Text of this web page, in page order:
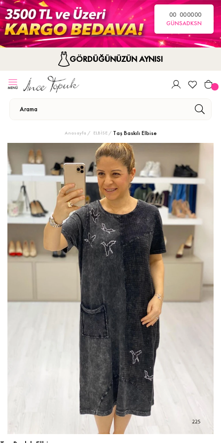
00
GÜN
00
SA
00
DK
00
SN
GÖRDÜĞÜNÜZÜN AYNISI
Anasayfa ELBİSE Taş Baskılı Elbise